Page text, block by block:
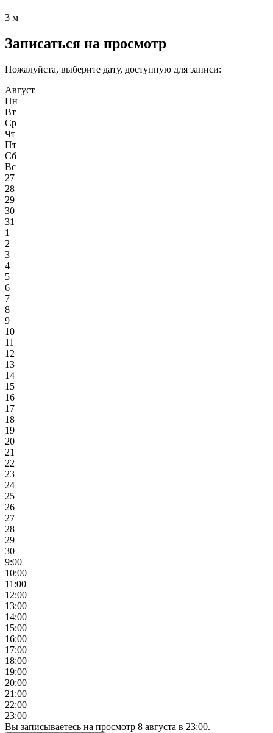
3 м
Записаться на просмотр
Пожалуйста, выберите дату, доступную для записи:
Август
Пн
Вт
Ср
Чт
Пт
Сб
Вс
27
28
29
30
31
1
2
3
4
5
6
7
8
9
10
11
12
13
14
15
16
17
18
19
20
21
22
23
24
25
26
27
28
29
30
9:00
10:00
11:00
12:00
13:00
14:00
15:00
16:00
17:00
18:00
19:00
20:00
21:00
22:00
23:00
Вы записываетесь на просмотр 8 августа в 23:00.